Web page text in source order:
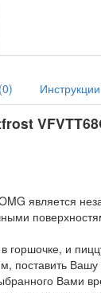
0)
является
и
Вашу
Вами